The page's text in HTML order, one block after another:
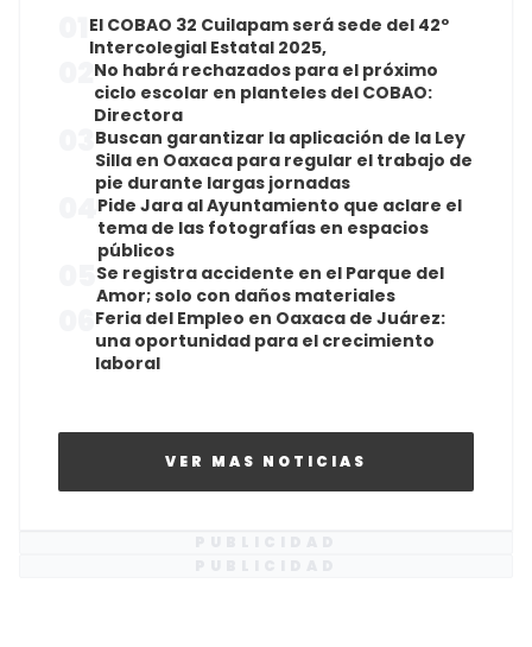
El COBAO 32 Cuilapam será sede del 42º
Intercolegial Estatal 2025,
No habrá rechazados para el próximo
ciclo escolar en planteles del COBAO:
Directora
Buscan garantizar la aplicación de la Ley
Silla en Oaxaca para regular el trabajo de
pie durante largas jornadas
Pide Jara al Ayuntamiento que aclare el
tema de las fotografías en espacios
públicos
Se registra accidente en el Parque del
Amor; solo con daños materiales
Feria del Empleo en Oaxaca de Juárez:
una oportunidad para el crecimiento
laboral
VER MAS NOTICIAS